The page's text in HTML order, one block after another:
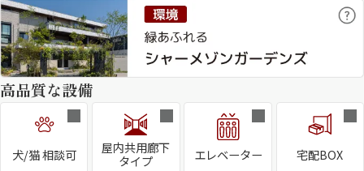
高品質な設備
犬/猫 相談可
屋内共用廊下
タイプ
エレベーター 宅配BOX